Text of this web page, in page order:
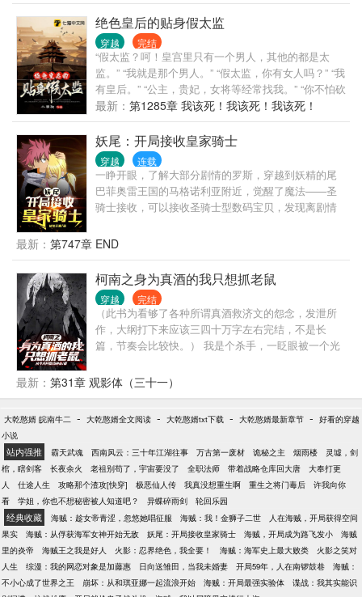
绝色皇后的贴身假太监
穿越 完结
“假太监？呵！皇宫里只有一个男人，其他的都是太
监。” “我就是那个男人。” “假太监，你有女人吗？” “我
有皇后。” “公主，贵妃，女将等经常找我。” “你不怕砍
头吗？” “我有霸王神功。” 石毅也很无奈，这些都是从
冷宫皇后交易开始的......
最新： 第1285章 我该死！我该死！我该死！
啊！！【大结局】
妖尾：开局接收皇家骑士
穿越 连载
一睁开眼，了解大部分剧情的罗斯，穿越到妖精的尾
巴菲奥雷王国的马格诺利亚附近，觉醒了魔法——圣
骑士接收，可以接收圣骑士型数码宝贝，发现离剧情
最新： 第747章 END
柯南之身为真酒的我只想抓老鼠
穿越 完结
（此书为看够了各种所谓真酒救济文的怨念，发泄所
作，大纲打下来应该三四十万字左右完结，不是长
篇，节奏会比较快。） 我是个杀手，一眨眼被一个光
财阀家里，有一个远房表弟名叫乌丸莲耶。 在陪伴弟
弟的百年以后终于等来了系统任务的我只想做三件
任务摆脱系统。 第三，把我亲手养大的银发小狼崽泡
啊，我的下属成我嫂子了。 以下为避雷： 红方一定会
亖，红方粉勿入。宫野姐妹下场不好，宫野姐妹的粉
丝也勿入。主攻主攻主攻
最新： 第31章 观影体（三十一）
大乾憨婿 皖南牛二 - 大乾憨婿全文阅读 - 大乾憨婿txt下载 - 大乾憨婿最新章节 - 好看的穿越
小说
站内强推 霸天武魂 西南风云：三十年江湖往事 万古第一废材 诡秘之主 烟雨楼
灵墟，剑
棺，瞎剑客
长夜余火 老祖别苟了，宇宙要没了 全职法师 带着战略仓库回大唐
大奉打更
人
仕途人生 攻略那个渣攻[快穿] 极恶仙人传 我真没想重生啊 重生之将门毒后
许我向你
看
学姐，你也不想秘密被人知道吧？ 异蝶碎雨剑 轮回乐园
经典收藏 海贼：趁女帝青涩，忽悠她唱征服 海贼：我！金狮子二世
人在海贼，开局获得空间
果实
海贼：从俘获海军女神开始无敌 妖尾：开局接收皇家骑士 海贼，开局成为路飞发小
海贼
里的炎帝
海贼王之我是好人 火影：忍界绝色，我全要！ 海贼：海军史上最大败类
火影之笑对
人生
综漫：我的网恋对象是加藤惠 日向送雏田，当我未婚妻 开局59年，人在南锣鼓巷
海贼：
不小心成了世界之王
崩坏：从和琪亚娜一起流浪开始 海贼：开局最强实验体
谍战：我其实能识